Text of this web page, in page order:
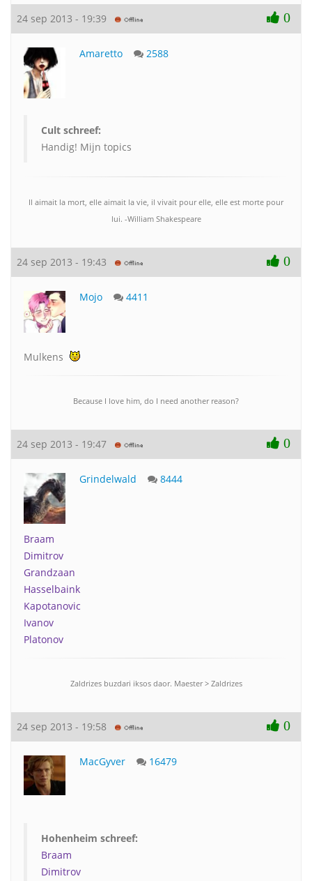
24 sep 2013 - 19:39 0
Amaretto 2588
Cult schreef:
Handig! Mijn topics
Il aimait la mort, elle aimait la vie, il vivait pour elle, elle est morte pour
lui. -William Shakespeare
24 sep 2013 - 19:43 0
Mojo 4411
Mulkens
Because I love him, do I need another reason?
24 sep 2013 - 19:47 0
Grindelwald 8444
Braam
Dimitrov
Grandzaan
Hasselbaink
Kapotanovic
Ivanov
Platonov
Zaldrizes buzdari iksos daor. Maester > Zaldrizes
24 sep 2013 - 19:58 0
MacGyver 16479
Hohenheim schreef:
Braam
Dimitrov